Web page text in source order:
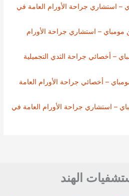
– استشاري جراحة الأورام العامة في
مومباي – استشاري جراحة الأورام
– أخصائي جراحة الثدي التجميلية
– أخصائي جراحة الأورام العامة
– استشاري جراحة الأورام العامة في
الهند